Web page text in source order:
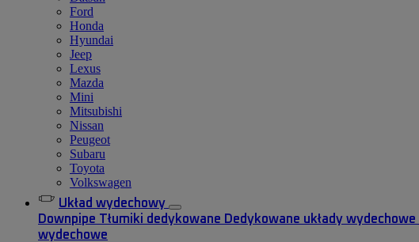
Ford
Honda
Hyundai
Jeep
Lexus
Mazda
Mini
Mitsubishi
Nissan
Peugeot
Subaru
Toyota
Volkswagen
Układ wydechowy
Downpipe Tłumiki dedykowane Dedykowane układy wydechowe
wydechowe